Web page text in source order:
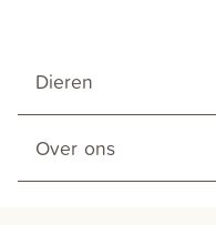
Dieren
Over ons